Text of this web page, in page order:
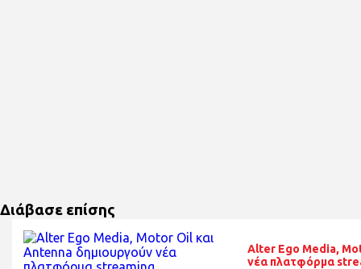
Διάβασε επίσης
Alter Ego Media,
νέα πλατφόρμα